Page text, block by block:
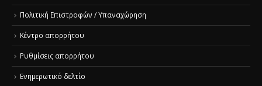
Πολιτική Επιστροφών / Υπαναχώρηση
Κέντρο απορρήτου
Ρυθμίσεις απορρήτου
Ενημερωτικό δελτίο